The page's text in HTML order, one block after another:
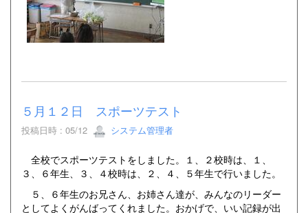
５月１２日 スポーツテスト
投稿日時 : 05/12 システム管理者
全校でスポーツテストをしました。１、２校時は、１、
３、６年生、３、４校時は、２、４、５年生で行いました。
５、６年生のお兄さん、お姉さん達が、みんなのリーダー
としてよくがんばってくれました。おかげで、いい記録が出